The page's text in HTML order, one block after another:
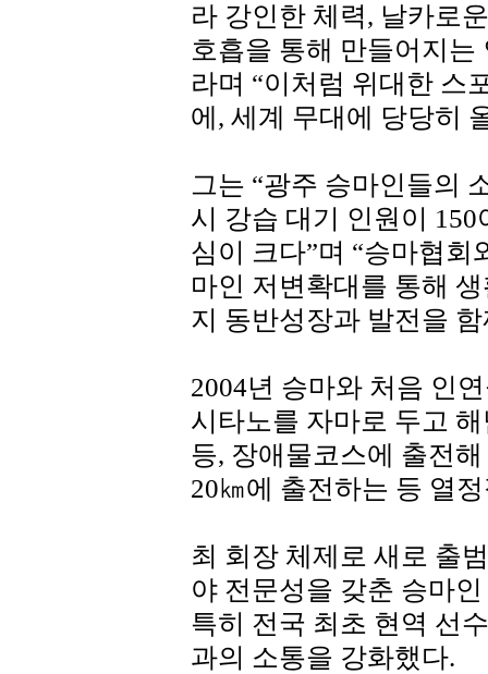
라 강인한 체력, 날카로
호흡을 통해 만들어지는
라며 “이처럼 위대한 스
에, 세계 무대에 당당히
그는 “광주 승마인들의
시 강습 대기 인원이
심이 크다”며 “승마협
마인 저변확대를 통해
지 동반성장과 발전을
2004년 승마와 처음 인
시타노를 자마로 두고
등, 장애물코스에 출전
20㎞에 출전하는 등 열
최 회장 체제로 새로 출
야 전문성을 갖춘 승마
특히 전국 최초 현역 선
과의 소통을 강화했다.